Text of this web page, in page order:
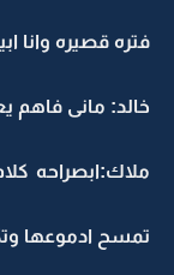
فتره قصيره وانا
خالد: مانى فاهم
ملاك:ابصراحه
تمسح ادموعها